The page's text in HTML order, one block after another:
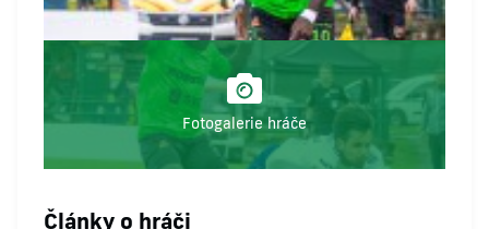
Fotogalerie hráče
Články o hráči